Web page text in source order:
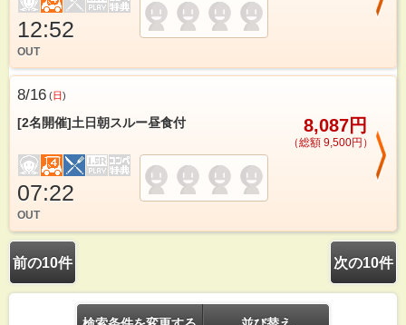
12:52
OUT
8/16 (日)
[2名開催]土日朝スルー昼食付 8,087円
（総額 9,500円）
07:22
OUT
前の10件 次の10件